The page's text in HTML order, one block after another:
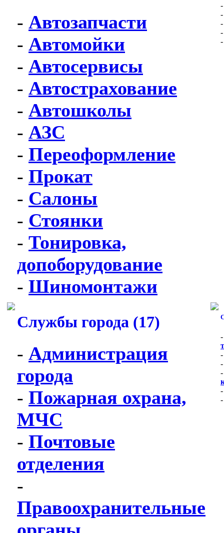
- Автозапчасти
- Автомойки
- Автосервисы
- Автострахование
- Автошколы
- АЗС
- Переоформление
- Прокат
- Салоны
- Стоянки
- Тонировка,
допоборудование
- Шиномонтажи
Службы города (17)
- Администрация
города
- Пожарная охрана,
МЧС
- Почтовые
отделения
-
Правоохранительные